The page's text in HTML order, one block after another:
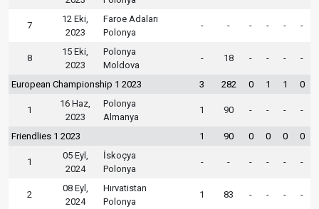
7
12 Eki,
2023
Faroe Adaları
Polonya
- - - - - -
8
15 Eki,
2023
Polonya
Moldova
- 18 - - - -
European Championship 1 2023 3 282 0 1 1 0
1
16 Haz,
2023
Polonya
Almanya
1 90 - - - -
Friendlies 1 2023 1 90 0 0 0 0
1
05 Eyl,
2024
İskoçya
Polonya
- - - - - -
2
08 Eyl,
2024
Hırvatistan
Polonya
1 83 - - - -